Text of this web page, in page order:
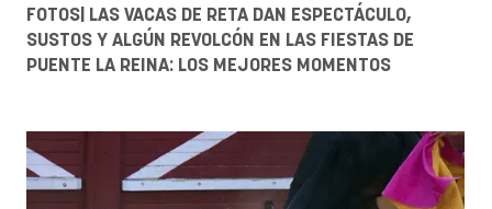
FOTOS| LAS VACAS DE RETA DAN ESPECTÁCULO,
SUSTOS Y ALGÚN REVOLCÓN EN LAS FIESTAS DE
PUENTE LA REINA: LOS MEJORES MOMENTOS